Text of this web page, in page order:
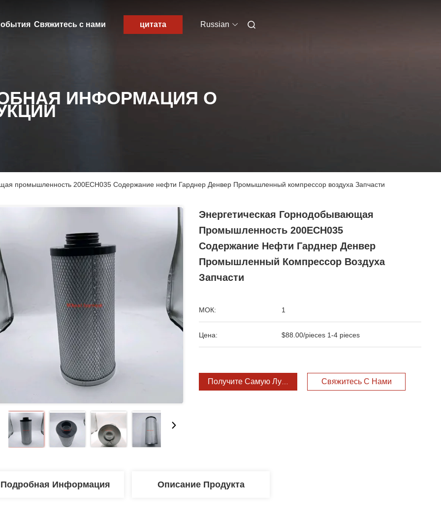
Свяжитесь с нами цитата Russian
ИНФОРМАЦИЯ О
промышленность 200ECH035 Содержание нефти Гарднер Денвер Промышленный компрессор воздуха Запчасти
Энергетическая Горнодобывающая
Промышленность 200ECH035
Содержание Нефти Гарднер Денвер
Промышленный Компрессор Воздуха
Запчасти
МОК: 1
Цена: $88.00/pieces 1-4 pieces
Получите Самую Лучшую ЦенуСвяжитесь С Нами
Подробная Информация Описание Продукта